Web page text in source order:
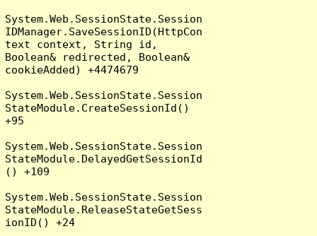
System.Web.SessionState.Session
IDManager.SaveSessionID(HttpCon
text context, String id,
Boolean& redirected, Boolean&
cookieAdded) +4474679
System.Web.SessionState.Session
StateModule.CreateSessionId()
+95
System.Web.SessionState.Session
StateModule.DelayedGetSessionId
() +109
System.Web.SessionState.Session
StateModule.ReleaseStateGetSess
ionID() +24